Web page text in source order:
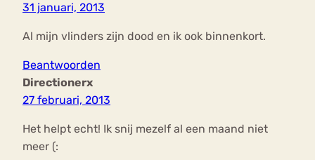
31 januari, 2013
Al mijn vlinders zijn dood en ik ook binnenkort.
Beantwoorden
Directionerx
27 februari, 2013
Het helpt echt! Ik snij mezelf al een maand niet
meer (: